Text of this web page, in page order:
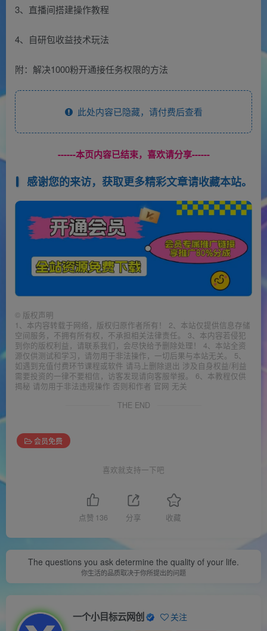
3、直播间搭建操作教程
4、自研包收益技术玩法
附：解决1000粉开通接任务权限的方法
此处内容已隐藏，请付费后查看
------本页内容已结束，喜欢请分享------
感谢您的来访，获取更多精彩文章请收藏本站。
© 版权声明
1、本内容转载于网络，版权归原作者所有！ 2、本站仅提供信息存储
空间服务，不拥有所有权，不承担相关法律责任。 3、本内容若侵犯
到你的版权利益，请联系我们，会尽快给予删除处理！ 4、本站全资
源仅供测试和学习，请勿用于非法操作，一切后果与本站无关。 5、
如遇到充值付费环节课程或软件 请马上删除退出 涉及自身权益/利益
需要投资的一律不要相信，访客发现请向客服举报。 6、本教程仅供
揭秘 请勿用于非法违规操作 否则和作者 官网 无关
THE END
会员免费
喜欢就支持一下吧
点赞 136 分享 收藏
The questions you ask determine the quality of your life.
你生活的品质取决于你所提出的问题
一个小目标云网创 关注